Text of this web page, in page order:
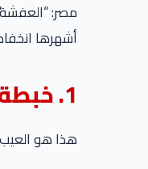
أشهرها
1. خبطة الدركسيون (Steering Rack Clunk)
هذا هو العيب الأشهر في الجيل الـ 12. تشعر بصوت “طق